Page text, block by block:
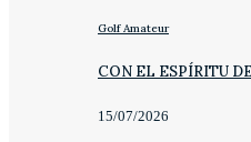
Golf Amateur
CON EL ESPÍRITU
15/07/2026